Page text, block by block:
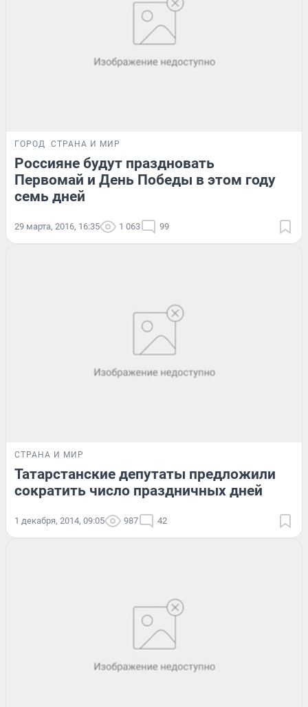
ГОРОД СТРАНА И МИР
Россияне будут праздновать
Первомай и День Победы в этом году
семь дней
29 марта, 2016, 16:35 1 063 99
СТРАНА И МИР
Татарстанские депутаты предложили
сократить число праздничных дней
1 декабря, 2014, 09:05 987 42